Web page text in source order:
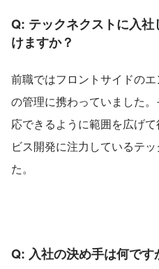
Q: テックネクストに入
けますか？
前職ではフロントサイドの
の管理に携わっていました
応できるように範囲を広げ
ビス開発に注力しているテ
た。
Q: 入社の決め手は何です